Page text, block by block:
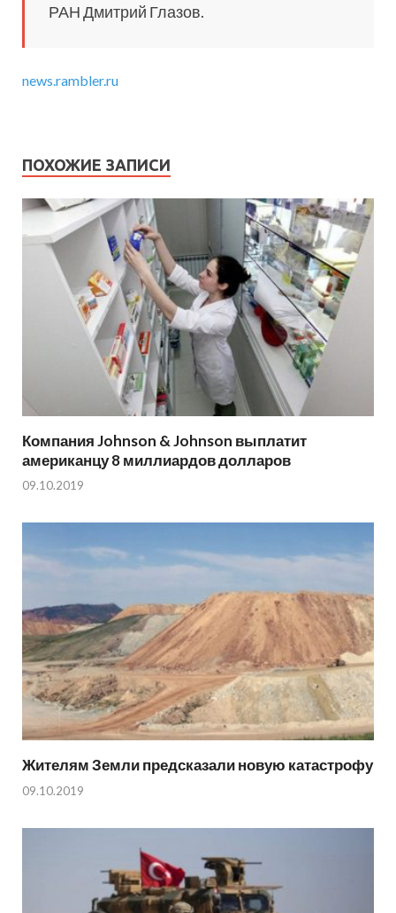
РАН Дмитрий Глазов.
news.rambler.ru
ПОХОЖИЕ ЗАПИСИ
Компания Johnson & Johnson выплатит
американцу 8 миллиардов долларов
09.10.2019
Жителям Земли предсказали новую катастрофу
09.10.2019